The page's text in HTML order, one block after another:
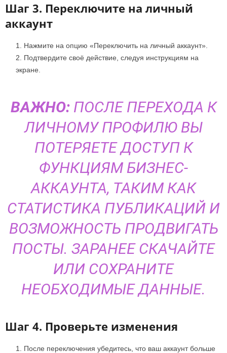
Шаг 3. Переключите на личный
аккаунт
Нажмите на опцию «Переключить на личный аккаунт».
Подтвердите своё действие, следуя инструкциям на
экране.
ВАЖНО:ПОСЛЕ ПЕРЕХОДА К
ЛИЧНОМУ ПРОФИЛЮ ВЫ
ПОТЕРЯЕТЕ ДОСТУП К
ФУНКЦИЯМ БИЗНЕС-
АККАУНТА, ТАКИМ КАК
СТАТИСТИКА ПУБЛИКАЦИЙ И
ВОЗМОЖНОСТЬ ПРОДВИГАТЬ
ПОСТЫ. ЗАРАНЕЕ СКАЧАЙТЕ
ИЛИ СОХРАНИТЕ
НЕОБХОДИМЫЕ ДАННЫЕ.
Шаг 4. Проверьте изменения
После переключения убедитесь, что ваш аккаунт больше